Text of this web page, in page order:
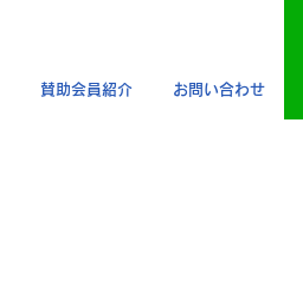
賛助会員紹介 お問い合わせ